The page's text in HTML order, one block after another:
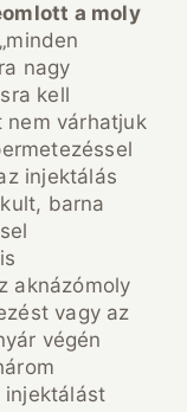
a moly
nagy
kell
nem várhatjuk
injektálás
barna
aknázómoly
vagy az
végén
injektálást